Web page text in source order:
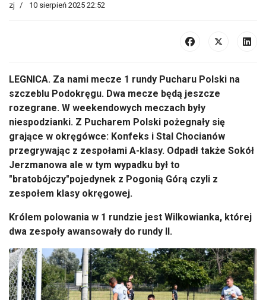
zj 10 sierpień 2025 22:52
LEGNICA. Za nami mecze 1 rundy Pucharu Polski na
szczeblu Podokręgu. Dwa mecze będą jeszcze
rozegrane. W weekendowych meczach były
niespodzianki. Z Pucharem Polski pożegnały się
grające w okręgówce: Konfeks i Stal Chocianów
przegrywając z zespołami A-klasy. Odpadł także Sokół
Jerzmanowa ale w tym wypadku był to
"bratobójczy"pojedynek z Pogonią Górą czyli z
zespołem klasy okręgowej.
Królem polowania w 1 rundzie jest Wilkowianka, której
dwa zespoły awansowały do rundy II.